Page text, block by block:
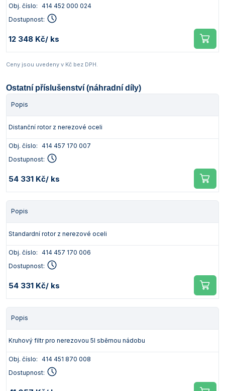
Obj. číslo: 414 452 000 024
Dostupnost:
12 348 Kč/ ks
Ceny jsou uvedeny v Kč bez DPH.
Ostatní příslušenství (náhradní díly)
Popis
Distanční rotor z nerezové oceli
Obj. číslo: 414 457 170 007
Dostupnost:
54 331 Kč/ ks
Popis
Standardní rotor z nerezové oceli
Obj. číslo: 414 457 170 006
Dostupnost:
54 331 Kč/ ks
Popis
Kruhový filtr pro nerezovou 5l sběrnou nádobu
Obj. číslo: 414 451 870 008
Dostupnost: